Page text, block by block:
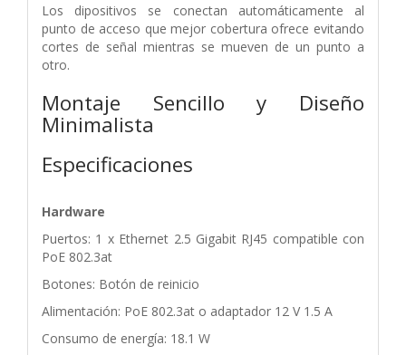
Los dipositivos se conectan automáticamente al
punto de acceso que mejor cobertura ofrece evitando
cortes de señal mientras se mueven de un punto a
otro.
Montaje Sencillo y Diseño
Minimalista
Especificaciones
Hardware
Puertos: 1 x Ethernet 2.5 Gigabit RJ45 compatible con
PoE 802.3at
Botones: Botón de reinicio
Alimentación: PoE 802.3at o adaptador 12 V 1.5 A
Consumo de energía: 18.1 W